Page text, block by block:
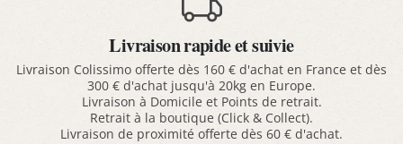
Livraison rapide et suivie
Livraison Colissimo offerte dès 160 € d'achat en France et dès
300 € d'achat jusqu'à 20kg en Europe.
Livraison à Domicile et Points de retrait.
Retrait à la boutique (Click & Collect).
Livraison de proximité offerte dès 60 € d'achat.